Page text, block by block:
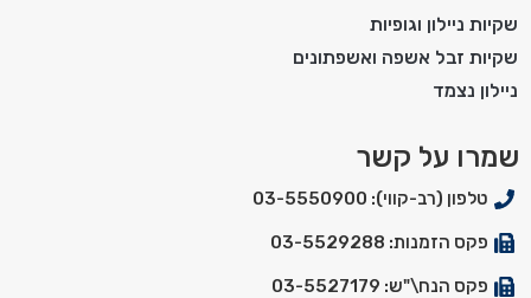
שקיות ניילון וגופיות
שקיות זבל אשפה ואשפתונים
ניילון נצמד
שמרו על קשר
טלפון (רב-קווי): 03-5550900
פקס הזמנות: 03-5529288
פקס הנח\"ש: 03-5527179